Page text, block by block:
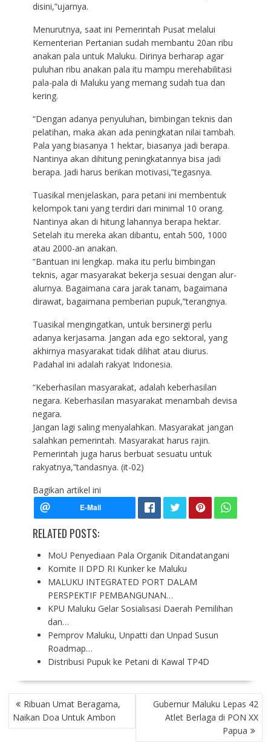
disini,”ujarnya.
Menurutnya, saat ini Pemerintah Pusat melalui
Kementerian Pertanian sudah membantu 20an ribu
anakan pala untuk Maluku. Dirinya berharap agar
puluhan ribu anakan pala itu mampu merehabilitasi
pala-pala di Maluku yang memang sudah tua dan
kering.
“Dengan adanya penyuluhan, bimbingan teknis dan
pelatihan, maka akan ada peningkatan nilai tambah.
Pala yang biasanya 1 hektar, biasanya jadi berapa.
Nantinya akan dihitung peningkatannya bisa jadi
berapa. Jadi harus berikan motivasi,”tegasnya.
Tuasikal menjelaskan, para petani ini membentuk
kelompok tani yang terdiri dari minimal 10 orang.
Nantinya akan di hitung lahannya berapa hektar.
Setelah itu mereka akan dibantu, entah 500, 1000
atau 2000-an anakan.
“Bantuan ini lengkap. maka itu perlu bimbingan
teknis, agar masyarakat bekerja sesuai dengan alur-
alurnya. Bagaimana cara jarak tanam, bagaimana
dirawat, bagaimana pemberian pupuk,”terangnya.
Tuasikal mengingatkan, untuk bersinergi perlu
adanya kerjasama. Jangan ada ego sektoral, yang
akhirnya masyarakat tidak dilihat atau diurus.
Padahal ini adalah rakyat Indonesia.
“Keberhasilan masyarakat, adalah keberhasilan
negara. Keberhasilan masyarakat menambah devisa
negara.
Jangan lagi saling menyalahkan. Masyarakat jangan
salahkan pemerintah. Masyarakat harus rajin.
Pemerintah juga harus berbuat sesuatu untuk
rakyatnya,”tandasnya. (it-02)
Bagikan artikel ini
RELATED POSTS:
MoU Penyediaan Pala Organik Ditandatangani
Komite II DPD RI Kunker ke Maluku
MALUKU INTEGRATED PORT DALAM
PERSPEKTIF PEMBANGUNAN…
KPU Maluku Gelar Sosialisasi Daerah Pemilihan
dan…
Pemprov Maluku, Unpatti dan Unpad Susun
Roadmap…
Distribusi Pupuk ke Petani di Kawal TP4D
P
O
S
Ribuan Umat Beragama,
Naikan Doa Untuk Ambon
Gubernur Maluku Lepas 42
Atlet Berlaga di PON XX
Papua